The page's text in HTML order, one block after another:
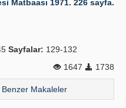
Matbaası 1971. 226 sayfa.
Sayfalar: 129-132
1647
1738
Benzer Makaleler